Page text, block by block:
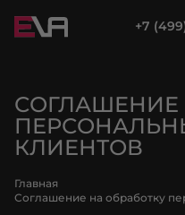
+7
СОГЛАШЕНИЕ
КЛИЕНТОВ
Главная
Соглашение на обработку